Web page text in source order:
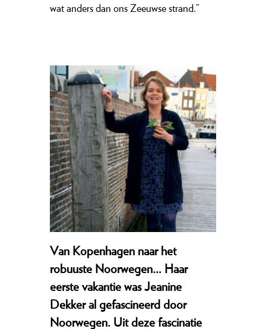
wat anders dan ons Zeeuwse strand.”
Van Kopenhagen naar het
robuuste Noorwegen… Haar
eerste vakantie was Jeanine
Dekker al gefascineerd door
Noorwegen. Uit deze fascinatie